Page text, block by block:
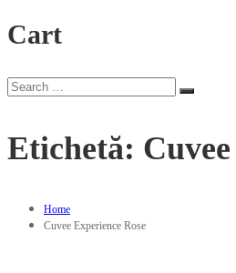
călătorii
și
finețuri
Cart
Search
for:
Search
Etichetă:
Home
Cuvee Experience Rose